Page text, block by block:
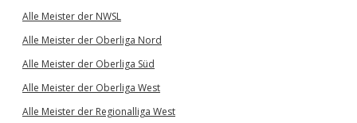
Alle Meister der NWSL
Alle Meister der Oberliga Nord
Alle Meister der Oberliga Süd
Alle Meister der Oberliga West
Alle Meister der Regionalliga West